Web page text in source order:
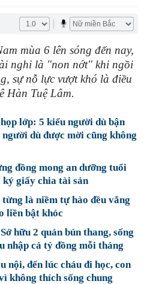
mùa 6 lên sóng đến nay,
nghi là "non nớt" khi ngồi
sự nỗ lực vượt khó là điều
Hàn Tuệ Lâm.
lớp: 5 kiểu người dù bận
dù được mời cũng không
đồng mong an dưỡng tuổi
giấy chia tài sản
là niềm tự hào đều vắng
liền bật khóc
hữu 2 quán bún thang, sống
nhập cả tỷ đồng mỗi tháng
nội, đến lúc cháu đi học, con
không thích sống chung